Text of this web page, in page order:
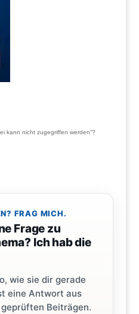
kann nicht zugegriffen werden“?
FRAG MICH.
Frage zu
Ich hab die
wie sie dir gerade
eine Antwort aus
Beiträgen.